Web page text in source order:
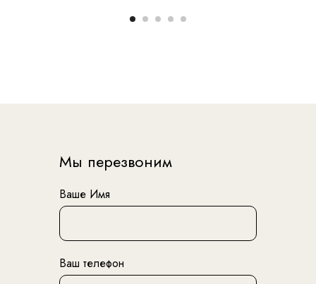
Ваше Имя
Ваш телефон
Мы перезвоним